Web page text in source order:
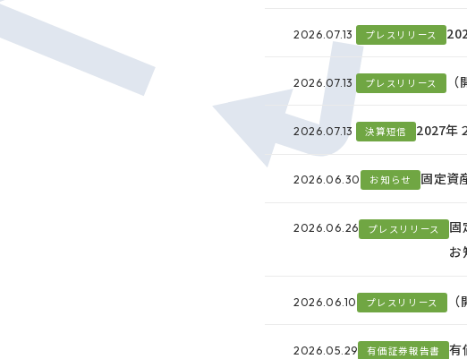
2026.07.13 プレスリリース
2026.07.13 プレスリリース
2026.07.13 決算短信 2027年
2026.06.30 お知らせ 固定資
2026.06.26 プレスリリース
固
お
2026.06.10 プレスリリース
2026.05.29 有価証券報告書 有